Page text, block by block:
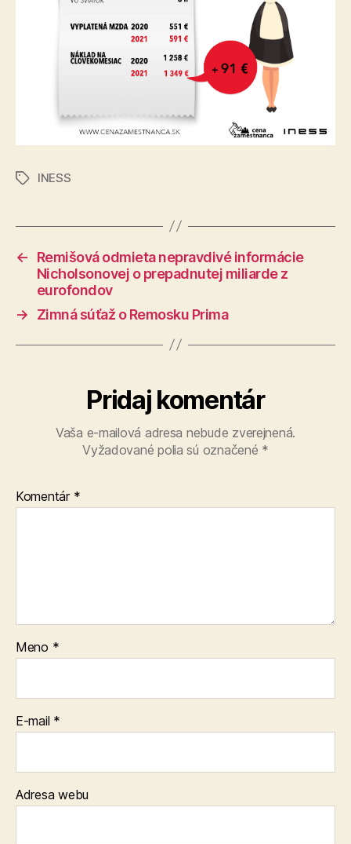
ZnačkyINESS
←
Remišová odmieta nepravdivé informácie
Nicholsonovej o prepadnutej miliarde z
eurofondov
→
Zimná súťaž o Remosku Prima
Pridaj komentár
Vaša e-mailová adresa nebude zverejnená.
Vyžadované polia sú označené *
Komentár *
Meno *
E-mail *
Adresa webu